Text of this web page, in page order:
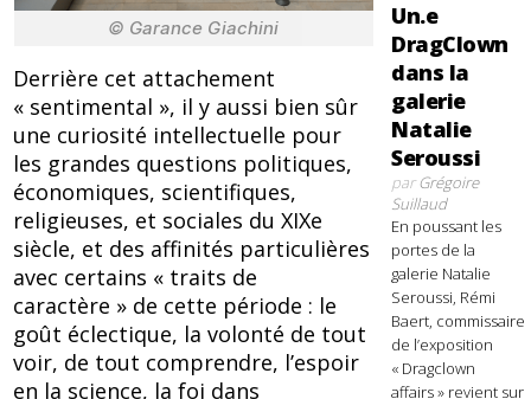
© Garance Giachini
Derrière cet attachement
« sentimental », il y aussi bien sûr
une curiosité intellectuelle pour
les grandes questions politiques,
économiques, scientifiques,
religieuses, et sociales du XIXe
siècle, et des affinités particulières
avec certains « traits de
caractère » de cette période : le
goût éclectique, la volonté de tout
voir, de tout comprendre, l’espoir
en la science, la foi dans
Un.e
DragClown
dans la
galerie
Natalie
Seroussi
parGrégoire
Suillaud
En poussant les
portes de la
galerie Natalie
Seroussi, Rémi
Baert, commissaire
de l’exposition
« Dragclown
affairs » revient sur